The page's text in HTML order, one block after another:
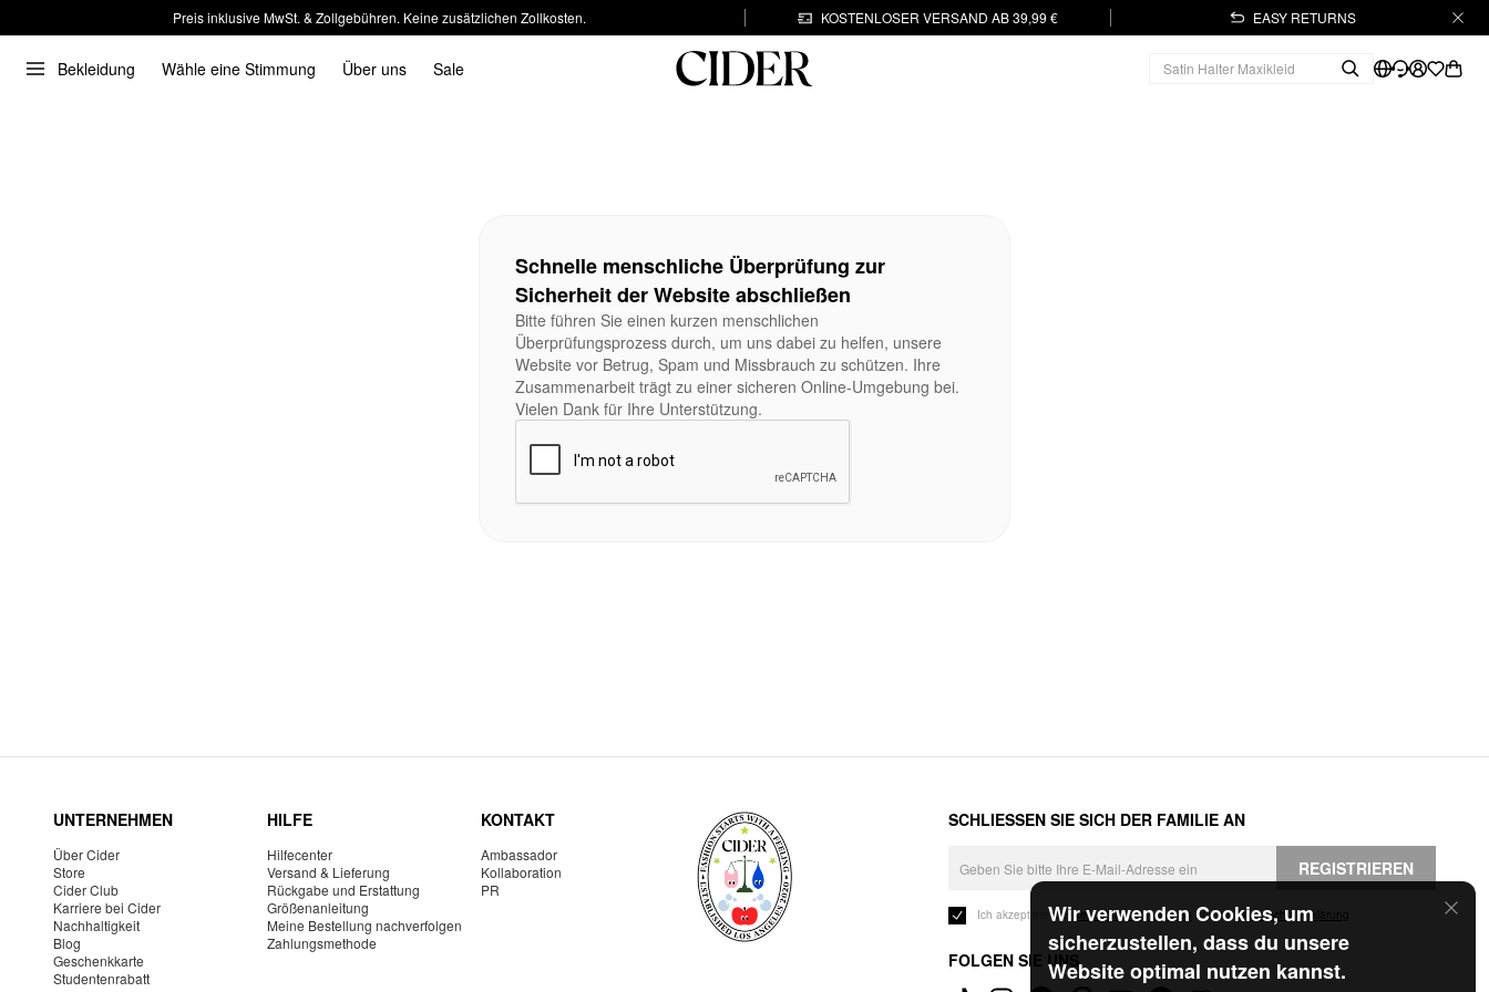
Preis inklusive MwSt. & Zollgebühren. Keine zusätzlichen Zollkosten. KOSTENLOSER VERSAND AB 39,99 € EASY RETURNS
Bekleidung Wähle eine Stimmung Über uns Sale
Wir verwenden Cookies, um
sicherzustellen, dass du unsere
Website optimal nutzen kannst.
Schnelle menschliche Überprüfung zur
Sicherheit der Website abschließen
Bitte führen Sie einen kurzen menschlichen
Überprüfungsprozess durch, um uns dabei zu helfen, unsere
Website vor Betrug, Spam und Missbrauch zu schützen. Ihre
Zusammenarbeit trägt zu einer sicheren Online-Umgebung bei.
Vielen Dank für Ihre Unterstützung.
UNTERNEHMEN
Über Cider
Store
Cider Club
Karriere bei Cider
Nachhaltigkeit
Blog
Geschenkkarte
Studentenrabatt
HILFE
Hilfecenter
Versand & Lieferung
Rückgabe und Erstattung
Größenanleitung
Meine Bestellung nachverfolgen
Zahlungsmethode
KONTAKT
Ambassador
Kollaboration
PR
SCHLIESSEN SIE SICH DER FAMILIE AN
REGISTRIEREN
Ich akzeptiere dieGeschäftsbedingungen und die Datenschutzerklärung
FOLGEN SIE UNS